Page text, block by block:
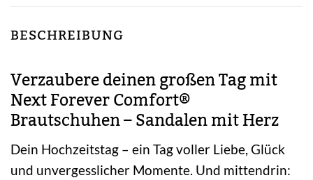
BESCHREIBUNG
Verzaubere deinen großen Tag mit
Next Forever Comfort®
Brautschuhen – Sandalen mit Herz
Dein Hochzeitstag – ein Tag voller Liebe, Glück
und unvergesslicher Momente. Und mittendrin: